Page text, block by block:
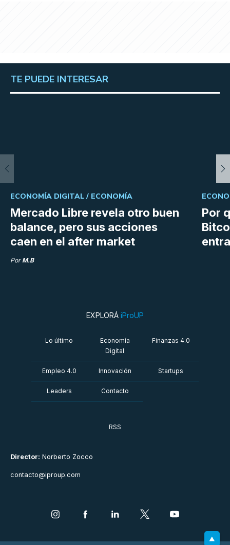
TE PUEDE INTERESAR
Mercado Libre revela otro buen
balance, pero sus acciones
caen en el after market
ECONOMÍA DIGITAL / ECONOMÍA
Por M.B
Por
Director: Norberto Zocco
contacto@iproup.com
EXPLORÁ iProUP
Lo último
Economía
Digital
Finanzas 4.0
Empleo 4.0 Innovación Startups
Leaders Contacto
RSS